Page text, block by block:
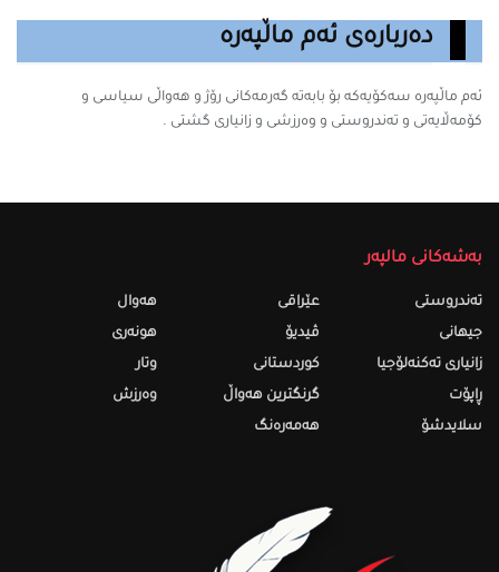
دەربارەی ئەم ماڵپەرە
ئەم ماڵپەرە سه‌كۆیه‌كه‌ بۆ بابه‌ته‌ گه‌رمه‌كانى رۆژ و هەواڵی سیاسی و
کۆمەڵایەتی و تەندروستی و وەرزشی و زانیارى گشتى .
بەشەکانی مالپەر
تەندروستى
جیهانی
زانیاری تەکنەلۆجیا
ڕاپۆت
سلایدشۆ
عێراقی
ڤیدیۆ
کوردستانی
گرنگترین هەواڵ
هەمەرەنگ
هەواڵ
هونەری
وتار
وەرزش